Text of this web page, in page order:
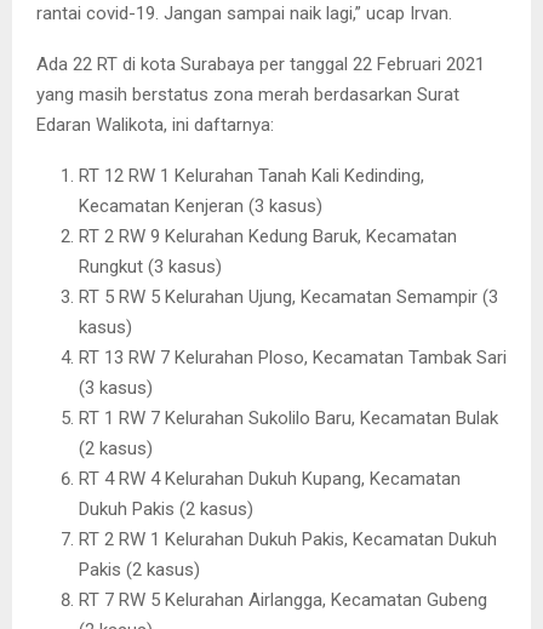
rantai covid-19. Jangan sampai naik lagi,” ucap Irvan.
Ada 22 RT di kota Surabaya per tanggal 22 Februari 2021
yang masih berstatus zona merah berdasarkan Surat
Edaran Walikota, ini daftarnya:
RT 12 RW 1 Kelurahan Tanah Kali Kedinding,
Kecamatan Kenjeran (3 kasus)
RT 2 RW 9 Kelurahan Kedung Baruk, Kecamatan
Rungkut (3 kasus)
RT 5 RW 5 Kelurahan Ujung, Kecamatan Semampir (3
kasus)
RT 13 RW 7 Kelurahan Ploso, Kecamatan Tambak Sari
(3 kasus)
RT 1 RW 7 Kelurahan Sukolilo Baru, Kecamatan Bulak
(2 kasus)
RT 4 RW 4 Kelurahan Dukuh Kupang, Kecamatan
Dukuh Pakis (2 kasus)
RT 2 RW 1 Kelurahan Dukuh Pakis, Kecamatan Dukuh
Pakis (2 kasus)
RT 7 RW 5 Kelurahan Airlangga, Kecamatan Gubeng